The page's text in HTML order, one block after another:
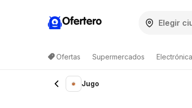
Ofertero
Ofertas Supermercados Electrónica
Jugo